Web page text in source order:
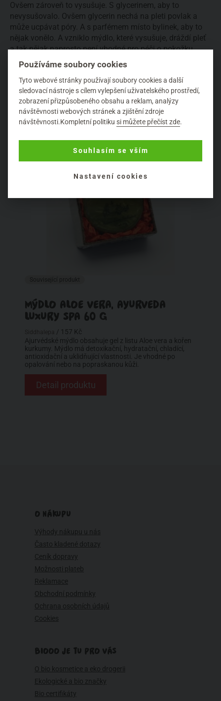
Ovšem zároveň to vysušuje. S glycerinem, aby to
nevysušovalo. Ovšem glycerin nechá na pleti povlak a
může ucpávat póry. A s parfémem místo bylinek, aby to
nějak vonělo. A vzniklo mýdlo, které vysušuje, dráždí pleť
a tak nějak naprosto není vhodné pro péči o pokožku.
Takové mýdlo koupíte v dnešní době běžně v obchodech
a na pleť opravdu nepatří.
Další kapitola (2.)
MÝDLO ALOE VERA, AYURVEDA
LUXURY SPA 60 G
/ 157 Kč
Ajurvédské mýdlo obsahuje gel z listu Aloe vera a kořen
kurkumy. Mýdlo má detoxikační, hydratační, chladící,
antioxidační a uklidňující vlastnosti. Je vhodné po
opalování nebo na popraskanou kůži.
Detail produktu
O NÁKUPU
Výhody nákupu u nás
Často kladené dotazy
Ceník dopravy
Možnosti plateb
Reklamace
Obchodní podmínky
Ochrana osobních údajů
Cookies
BIOOO JE TU PRO VÁS
O bio kosmetice a eko drogerii
Ekologické a bio značky
Bio certifikáty
Používáme soubory cookies
Tyto webové stránky používají soubory cookies a další
sledovací nástroje s cílem vylepšení uživatelského prostředí,
zobrazení přizpůsobeného obsahu a reklam, analýzy
návštěvnosti webových stránek a zjištění zdroje
návštěvnosti.Kompletní politikusi můžete přečíst zde.
Souhlasím se vším
Nastavení cookies